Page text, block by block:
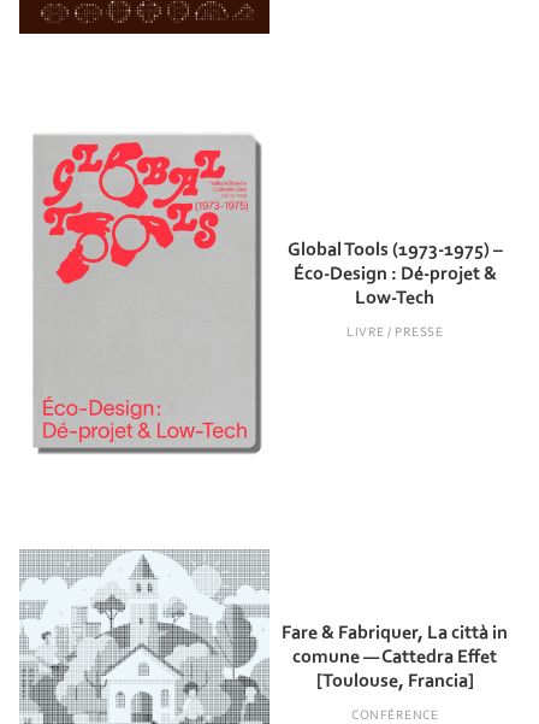
Global Tools (1973-1975) –
Éco-Design : Dé-projet &
Low-Tech
LIVRE / PRESSE
Fare & Fabriquer, La città in
comune — Cattedra Effet
[Toulouse, Francia]
CONFÉRENCE